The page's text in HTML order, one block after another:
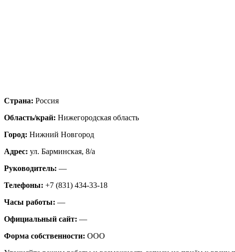
Страна: Россия
Область/край: Нижегородская область
Город: Нижний Новгород
Адрес: ул. Барминская, 8/а
Руководитель: —
Телефоны: +7 (831) 434-33-18
Часы работы: —
Официальный сайт: —
Форма собственности: ООО